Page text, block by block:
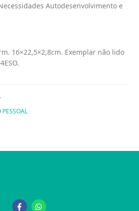
Autodesenvolvimento e
16×22,5×2,8cm. Exemplar não lido